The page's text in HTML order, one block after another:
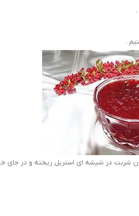
.
شربت در شیشه ای استریل ریخته و در جای